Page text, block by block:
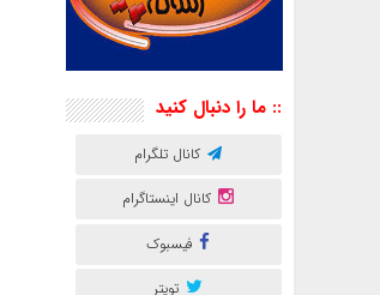
:: ما را دنبال کنید
کانال تلگرام
کانال اینستاگرام
فیسبوک
تویتر